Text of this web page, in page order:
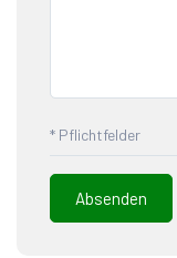
* Pflichtfelder